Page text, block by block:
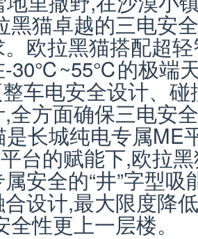
黑猫卓越的三电安
欧拉黑猫搭配超
-30℃~55℃的极端
车电安全设计、
全方面确保三电安
是长城纯电专属ME
台的赋能下,欧拉
安全的“井”字型
设计,最大限度降
性更上一层楼。